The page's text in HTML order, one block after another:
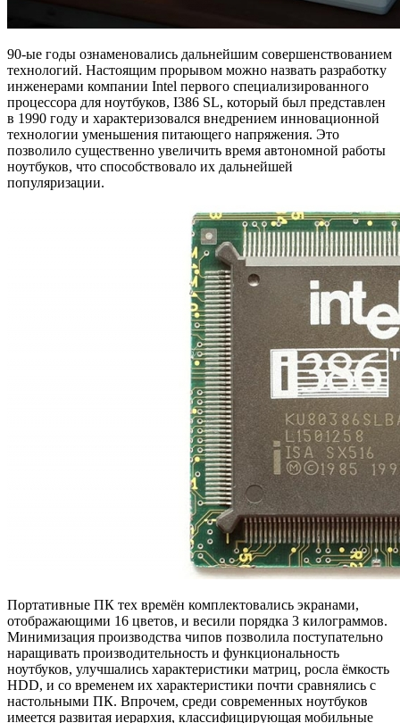
90-ые годы ознаменовались дальнейшим совершенствованием
технологий. Настоящим прорывом можно назвать разработку
инженерами компании Intel первого специализированного
процессора для ноутбуков, I386 SL, который был представлен
в 1990 году и характеризовался внедрением инновационной
технологии уменьшения питающего напряжения. Это
позволило существенно увеличить время автономной работы
ноутбуков, что способствовало их дальнейшей
популяризации.
Портативные ПК тех времён комплектовались экранами,
отображающими 16 цветов, и весили порядка 3 килограммов.
Минимизация производства чипов позволила поступательно
наращивать производительность и функциональность
ноутбуков, улучшались характеристики матриц, росла ёмкость
HDD, и со временем их характеристики почти сравнялись с
настольными ПК. Впрочем, среди современных ноутбуков
имеется развитая иерархия, классифицирующая мобильные